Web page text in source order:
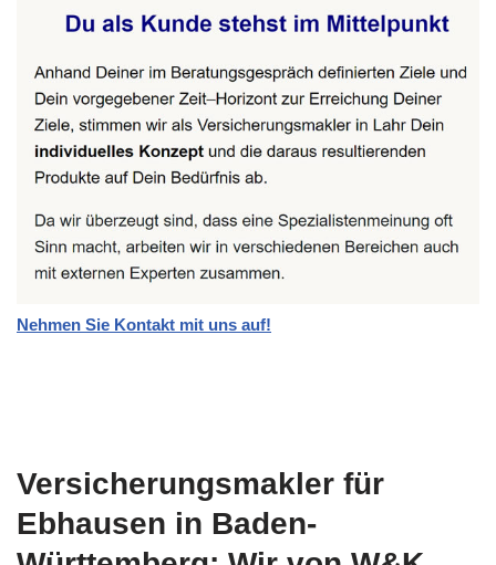
Nehmen Sie Kontakt mit uns auf!
Versicherungsmakler für
Ebhausen in Baden-